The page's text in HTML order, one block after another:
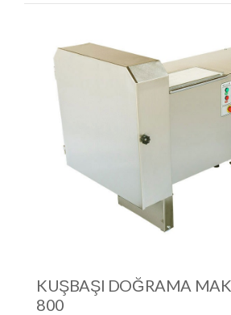
KUŞBAŞI DOĞRAMA
800